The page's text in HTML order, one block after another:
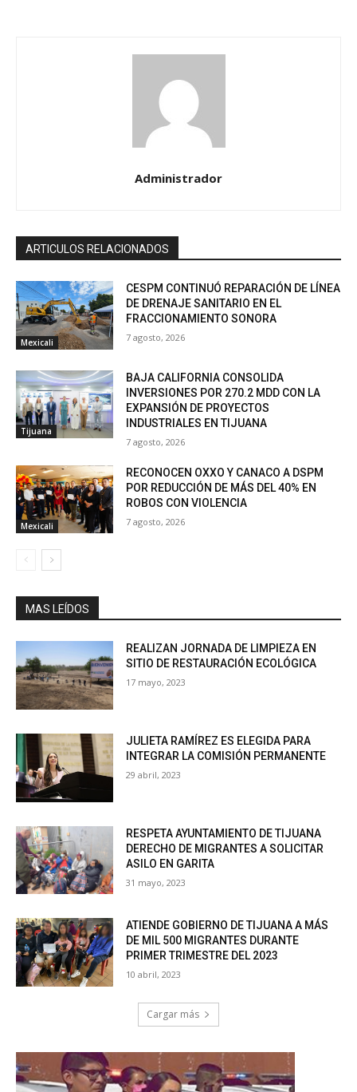
Administrador
ARTICULOS RELACIONADOS
Mexicali
CESPM CONTINUÓ REPARACIÓN DE LÍNEA
DE DRENAJE SANITARIO EN EL
FRACCIONAMIENTO SONORA
7 agosto, 2026
Tijuana
BAJA CALIFORNIA CONSOLIDA
INVERSIONES POR 270.2 MDD CON LA
EXPANSIÓN DE PROYECTOS
INDUSTRIALES EN TIJUANA
7 agosto, 2026
Mexicali
RECONOCEN OXXO Y CANACO A DSPM
POR REDUCCIÓN DE MÁS DEL 40% EN
ROBOS CON VIOLENCIA
7 agosto, 2026
MAS LEÍDOS
REALIZAN JORNADA DE LIMPIEZA EN
SITIO DE RESTAURACIÓN ECOLÓGICA
17 mayo, 2023
JULIETA RAMÍREZ ES ELEGIDA PARA
INTEGRAR LA COMISIÓN PERMANENTE
29 abril, 2023
RESPETA AYUNTAMIENTO DE TIJUANA
DERECHO DE MIGRANTES A SOLICITAR
ASILO EN GARITA
31 mayo, 2023
ATIENDE GOBIERNO DE TIJUANA A MÁS
DE MIL 500 MIGRANTES DURANTE
PRIMER TRIMESTRE DEL 2023
10 abril, 2023
Cargar más